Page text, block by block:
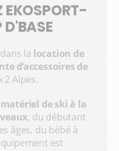
EKOSPORT-
D'BASE
la location de
d’accessoires de
2 Alpes.
matériel de ski à la
, du débutant
âges, du bébé à
est